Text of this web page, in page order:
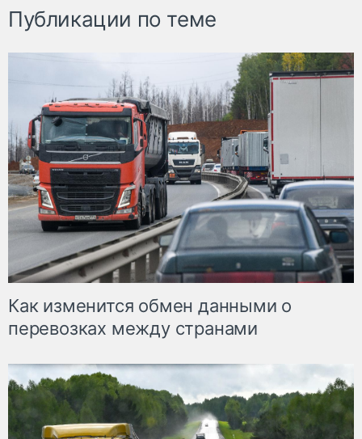
Публикации по теме
Как изменится обмен данными о
перевозках между странами